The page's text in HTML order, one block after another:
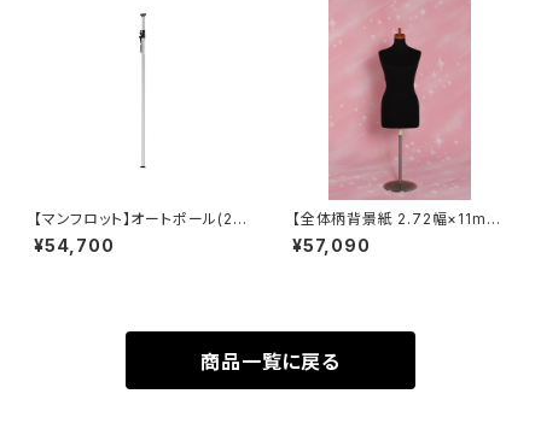
【マンフロット】オートポール(2本
セット) 伸縮210㎝〜370㎝ 03
2
¥54,700
【全体柄背景紙 2.72幅×11m
巻】 柄12種類 シーンパターン
¥57,090
商品一覧に戻る